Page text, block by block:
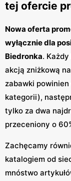
tej ofercie
Nowa oferta
wyłącznie dla
Biedronka.
akcją zniżkową
zabawki
kategorii),
tylko za dwa
przeceniony o
Zachęcamy
katalogiem od
mnóstwo